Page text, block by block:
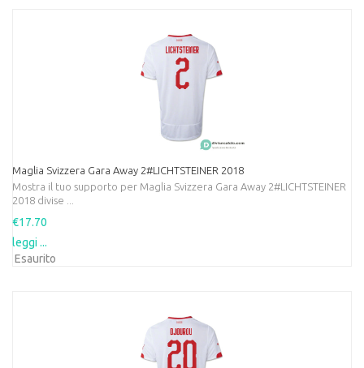
Maglia Svizzera Gara Away 2#LICHTSTEINER 2018
Mostra il tuo supporto per Maglia Svizzera Gara Away 2#LICHTSTEINER
2018 divise ...
€17.70
leggi ...
Esaurito